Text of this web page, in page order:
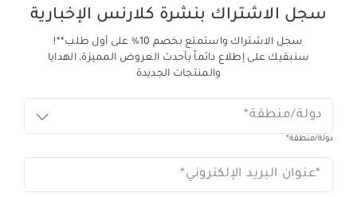
سجل الاشتراك بنشرة كلارنس الإخبارية
سجل الاشتراك واستمتع بخصم 10% على أول طلب**!
سنبقيك على إطلاع دائماً بأحدث العروض المميزة، الهدايا
والمنتجات الجديدة
دولة/منطقة*
دولة/منطقة*
*عنوان البريد الإلكتروني*